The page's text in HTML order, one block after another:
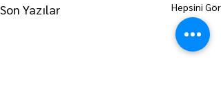
Son Yazılar Hepsini Gör